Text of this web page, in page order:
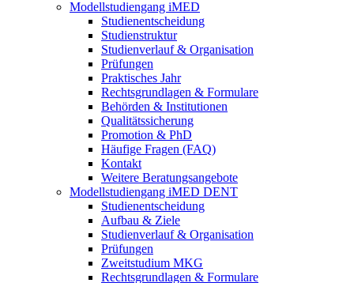
Modellstudiengang iMED
Studienentscheidung
Studienstruktur
Studienverlauf & Organisation
Prüfungen
Praktisches Jahr
Rechtsgrundlagen & Formulare
Behörden & Institutionen
Qualitätssicherung
Promotion & PhD
Häufige Fragen (FAQ)
Kontakt
Weitere Beratungsangebote
Modellstudiengang iMED DENT
Studienentscheidung
Aufbau & Ziele
Studienverlauf & Organisation
Prüfungen
Zweitstudium MKG
Rechtsgrundlagen & Formulare